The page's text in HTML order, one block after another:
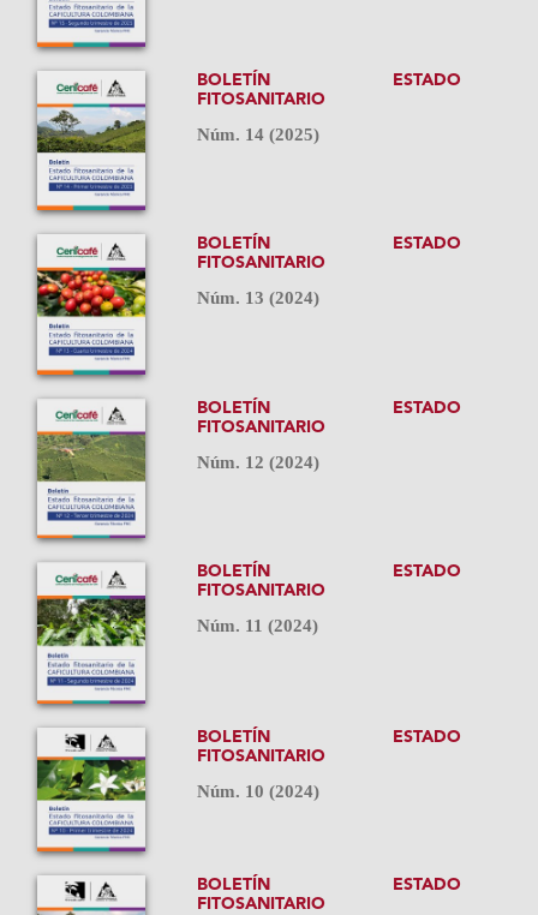
BOLETÍN ESTADO
FITOSANITARIO
Núm. 14 (2025)
BOLETÍN ESTADO
FITOSANITARIO
Núm. 13 (2024)
BOLETÍN ESTADO
FITOSANITARIO
Núm. 12 (2024)
BOLETÍN ESTADO
FITOSANITARIO
Núm. 11 (2024)
BOLETÍN ESTADO
FITOSANITARIO
Núm. 10 (2024)
BOLETÍN ESTADO
FITOSANITARIO